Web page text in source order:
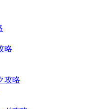
略
攻略